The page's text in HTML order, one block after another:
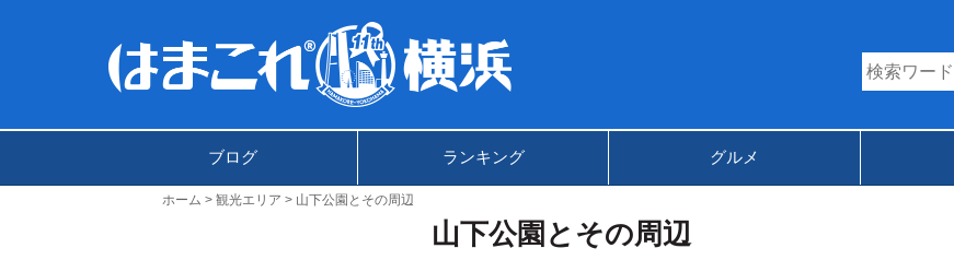
ブログ ランキング グルメ
ホーム 観光エリア 山下公園とその周辺
山下公園とその周辺